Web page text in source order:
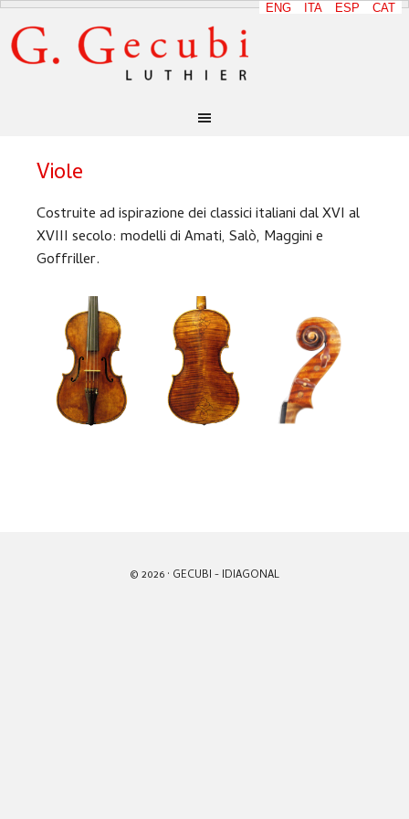
CAT
ESP
ITA
ENG
Viole
Costruite ad ispirazione dei classici italiani dal XVI al
XVIII secolo: modelli di Amati, Salò, Maggini e
Goffriller.
© 2026 · GECUBI - IDIAGONAL